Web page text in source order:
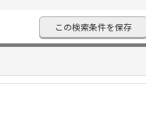
この検索条件を保存